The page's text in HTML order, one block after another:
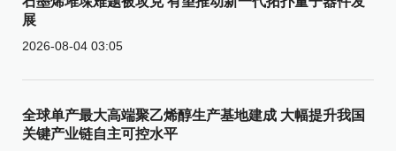
展
2026-08-04 03:05
全球单产最大高端聚乙烯醇生产基地建成 大幅提升我国
关键产业链自主可控水平